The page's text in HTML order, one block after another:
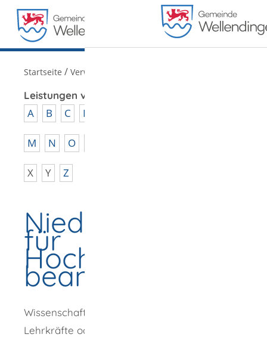
MENÜ
Startseite / Verwaltung
Leistungen von A - Z
A B C D
M N O
X Y Z
für
Hochqualifizierte
beantragen
Wissenschaftler oder Wissenschaftlerinnen,
Lehrkräfte oder